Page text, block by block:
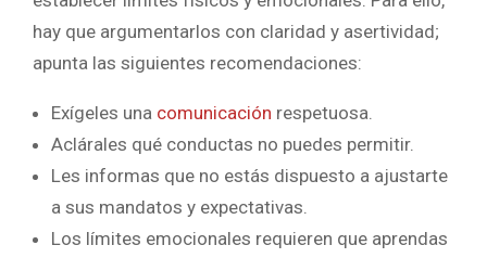
hay que argumentarlos con claridad y asertividad;
apunta las siguientes recomendaciones:
Exígeles una comunicación respetuosa.
Aclárales qué conductas no puedes permitir.
Les informas que no estás dispuesto a ajustarte
a sus mandatos y expectativas.
Los límites emocionales requieren que aprendas